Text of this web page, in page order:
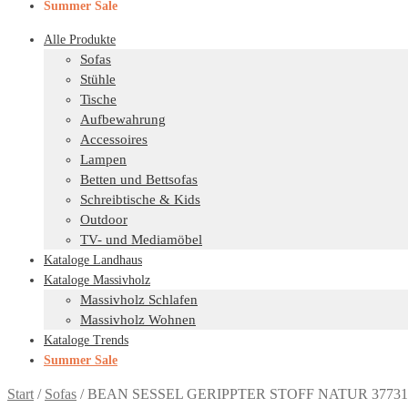
Summer Sale
Alle Produkte
Sofas
Stühle
Tische
Aufbewahrung
Accessoires
Lampen
Betten und Bettsofas
Schreibtische & Kids
Outdoor
TV- und Mediamöbel
Kataloge Landhaus
Kataloge Massivholz
Massivholz Schlafen
Massivholz Wohnen
Kataloge Trends
Summer Sale
Start / Sofas /BEAN SESSEL GERIPPTER STOFF NATUR